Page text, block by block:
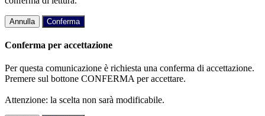
Annulla Conferma
Conferma per accettazione
Per questa comunicazione è richiesta una conferma di accettazione.
Premere sul bottone CONFERMA per accettare.
Attenzione: la scelta non sarà modificabile.